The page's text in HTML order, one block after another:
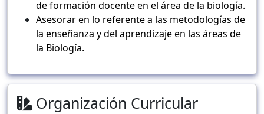
de formación docente en el área de la biología.
Asesorar en lo referente a las metodologías de
la enseñanza y del aprendizaje en las áreas de
la Biología.
Organización Curricular